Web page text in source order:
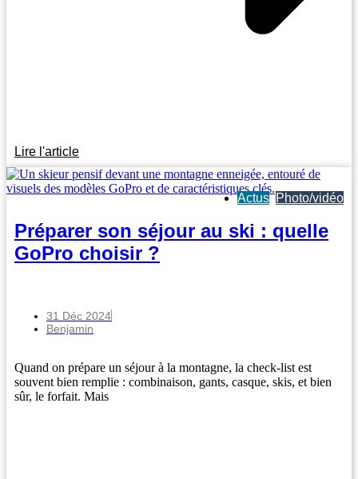
Lire l'article
Actus,Photo/vidéo
Préparer son séjour au ski : quelle
GoPro choisir ?
31 Déc 2024
Benjamin
Quand on prépare un séjour à la montagne, la check-list est
souvent bien remplie : combinaison, gants, casque, skis, et bien
sûr, le forfait. Mais